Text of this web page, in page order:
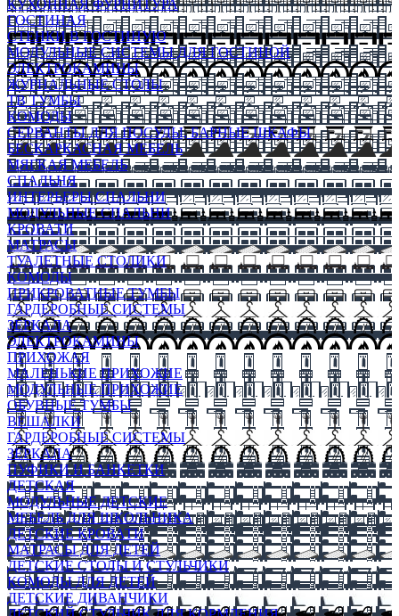
КУХОННАЯ ФУРНИТУРА
ГОСТИНАЯ
СТЕНКИ В ГОСТИНУЮ
МОДУЛЬНЫЕ СИСТЕМЫ ДЛЯ ГОСТИНОЙ
ЭЛЕКТРОКАМИНЫ
ЖУРНАЛЬНЫЕ СТОЛЫ
ТВ ТУМБЫ
КОМОДЫ
СЕРВАНТЫ ДЛЯ ПОСУДЫ, БАРНЫЕ ШКАФЫ
БЕСКАРКАСНАЯ МЕБЕЛЬ
МЯГКАЯ МЕБЕЛЬ
СПАЛЬНЯ
ИНТЕРЬЕРЫ СПАЛЬНИ
МОДУЛЬНЫЕ СПАЛЬНИ
КРОВАТИ
МАТРАСЫ
ТУАЛЕТНЫЕ СТОЛИКИ
КОМОДЫ
ПРИКРОВАТНЫЕ ТУМБЫ
ГАРДЕРОБНЫЕ СИСТЕМЫ
ЗЕРКАЛА
ЭЛЕКТРОКАМИНЫ
ПРИХОЖАЯ
МАЛЕНЬКИЕ ПРИХОЖИЕ
МОДУЛЬНЫЕ ПРИХОЖИЕ
ОБУВНЫЕ ТУМБЫ
ВЕШАЛКИ
ГАРДЕРОБНЫЕ СИСТЕМЫ
ЗЕРКАЛА
ПУФИКИ И БАНКЕТКИ
ДЕТСКАЯ
МОДУЛЬНЫЕ ДЕТСКИЕ
МЕБЕЛЬ ДЛЯ ШКОЛЬНИКА
ДЕТСКИЕ КРОВАТИ
МАТРАСЫ ДЛЯ ДЕТЕЙ
ДЕТСКИЕ СТОЛЫ И СТУЛЬЧИКИ
КОМОДЫ ДЛЯ ДЕТЕЙ
ДЕТСКИЕ ДИВАНЧИКИ